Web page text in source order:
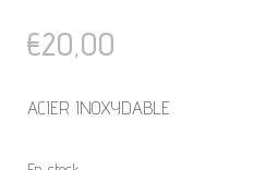
€20,00
ACIER INOXYDABLE